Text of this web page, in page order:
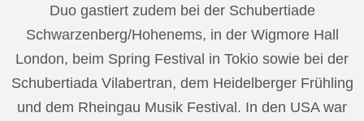
Duo gastiert zudem bei der Schubertiade
Schwarzenberg/Hohenems, in der Wigmore Hall
London, beim Spring Festival in Tokio sowie bei der
Schubertiada Vilabertran, dem Heidelberger Frühling
und dem Rheingau Musik Festival. In den USA war